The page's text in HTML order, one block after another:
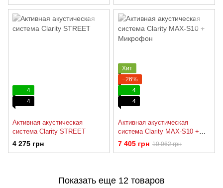
4
4
Активная акустическая
система Clarity STREET
4 275 грн
Хит
−26%
4
4
Активная акустическая
система Clarity MAX-S10 +
Микрофон
7 405 грн 10 062 грн
Показать еще 12 товаров